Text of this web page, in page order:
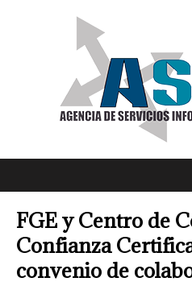
FGE y Centro de
Confianza
convenio de